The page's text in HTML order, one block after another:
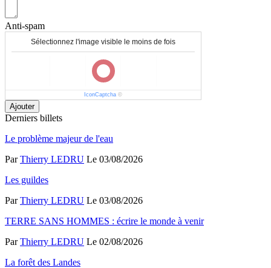
Anti-spam
Sélectionnez l'image visible le moins de fois
IconCaptcha ©
Ajouter
Derniers billets
Le problème majeur de l'eau
ParThierry LEDRU Le 03/08/2026
Les guildes
ParThierry LEDRU Le 03/08/2026
TERRE SANS HOMMES : écrire le monde à venir
ParThierry LEDRU Le 02/08/2026
La forêt des Landes